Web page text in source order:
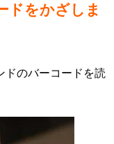
ドをかざしま
ドのバーコードを読